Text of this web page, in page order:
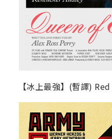
【冰上最強】(暫譯)